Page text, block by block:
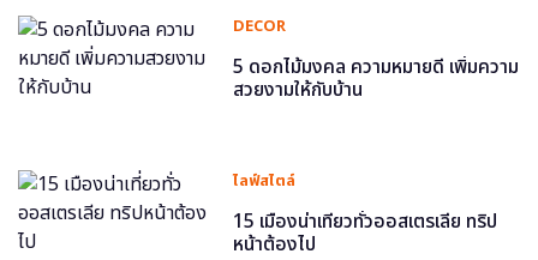
DECOR
5 ดอกไม้มงคล ความหมายดี เพิ่มความ
สวยงามให้กับบ้าน
ไลฟ์สไตล์
15 เมืองน่าเที่ยวทั่วออสเตรเลีย ทริป
หน้าต้องไป